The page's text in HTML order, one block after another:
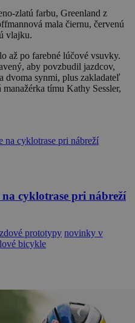
zlatú farbu, Greenland z
mala čiernu, červenú
vlajku.
až po farebné lúčové vsuvky.
aby povzbudil jazdcov,
dvoma synmi, plus zakladateľ
tímu Kathy Sessler,
cyklotrase pri nábreží
prototypy novinky v
bicykle